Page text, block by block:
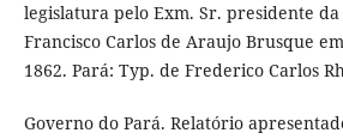
legislatura pelo Exm. Sr. presidente
Francisco Carlos de Araujo Brusque
1862. Pará: Typ. de Frederico Carlos
Governo do Pará. Relatório